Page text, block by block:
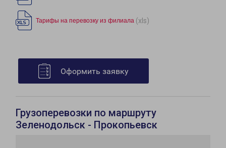
Тарифы на перевозку из филиала (xls)
Оформить заявку
Грузоперевозки по маршруту
Зеленодольск - Прокопьевск